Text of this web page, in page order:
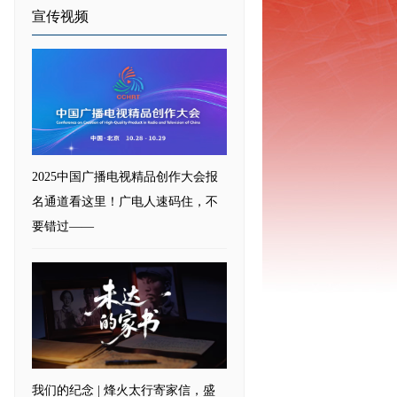
宣传视频
2025中国广播电视精品创作大会报
名通道看这里！广电人速码住，不
要错过——
我们的纪念 | 烽火太行寄家信，盛